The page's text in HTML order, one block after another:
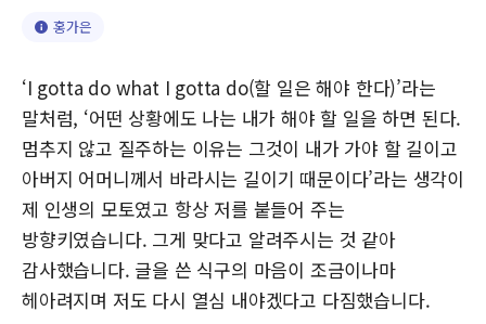
홍가은
‘I gotta do what I gotta do(할 일은 해야 한다)’라는
말처럼, ‘어떤 상황에도 나는 내가 해야 할 일을 하면 된다.
멈추지 않고 질주하는 이유는 그것이 내가 가야 할 길이고
아버지 어머니께서 바라시는 길이기 때문이다’라는 생각이
제 인생의 모토였고 항상 저를 붙들어 주는
방향키였습니다. 그게 맞다고 알려주시는 것 같아
감사했습니다. 글을 쓴 식구의 마음이 조금이나마
헤아려지며 저도 다시 열심 내야겠다고 다짐했습니다.